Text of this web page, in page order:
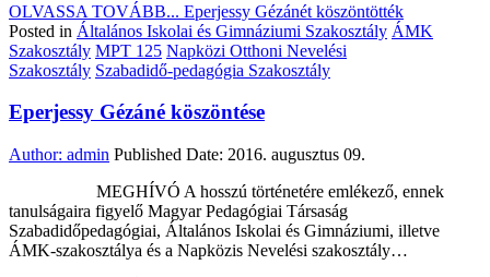
OLVASSA TOVÁBB... Eperjessy Gézánét köszöntötték
Posted in Általános Iskolai és Gimnáziumi Szakosztály ÁMK
Szakosztály MPT 125 Napközi Otthoni Nevelési
Szakosztály Szabadidő-pedagógia Szakosztály
Eperjessy Gézáné köszöntése
Author: admin Published Date: 2016. augusztus 09.
MEGHÍVÓ A hosszú történetére emlékező, ennek
tanulságaira figyelő Magyar Pedagógiai Társaság
Szabadidőpedagógiai, Általános Iskolai és Gimnáziumi, illetve
ÁMK-szakosztálya és a Napközis Nevelési szakosztály…